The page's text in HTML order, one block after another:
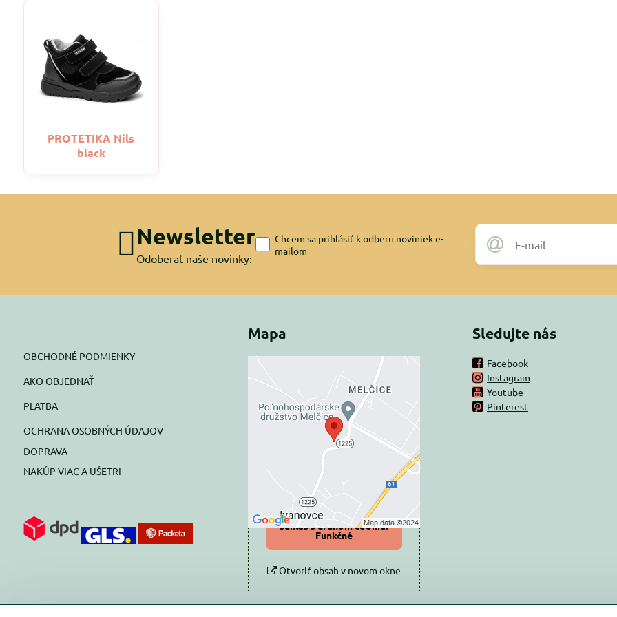
PROTETIKA Nils
black
Newsletter
Odoberať naše novinky:
Chcem sa prihlásiť k odberu noviniek e-
mailom
OBCHODNÉ PODMIENKY
AKO OBJEDNAŤ
PLATBA
OCHRANA OSOBNÝCH ÚDAJOV
DOPRAVA
NAKÚP VIAC A UŠETRI
Mapa
Externý obsah je
blokovaný Voľbami
súkromia
Prajete si načítať externý obsah?
Povoliť tentokrát
Povoliť a zapamätať -
súhlas s druhom cookie:
Funkčné
Otvoriť obsah v novom okne
Sledujte nás
Facebook
Instagram
Youtube
Pinterest